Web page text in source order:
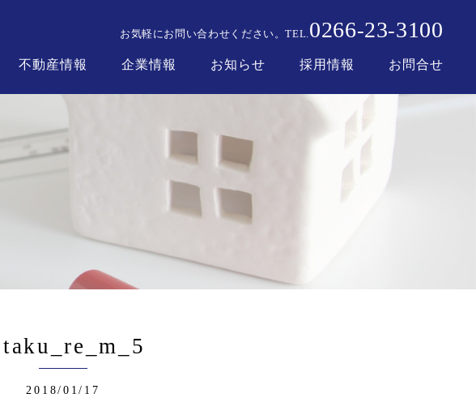
お気軽にお問い合わせください。TEL.0266-23-3100
不動産情報 企業情報 お知らせ 採用情報 お問合せ
2018/01/17